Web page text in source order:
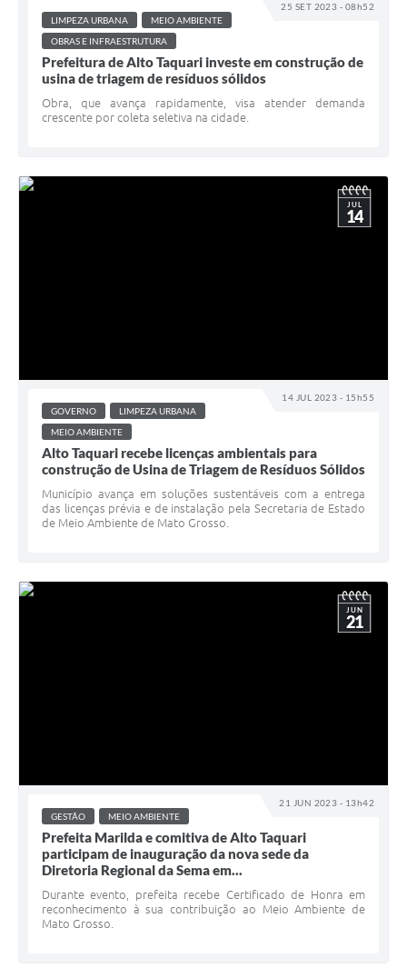
25 SET 2023 - 08h52
LIMPEZA URBANA
MEIO AMBIENTE
OBRAS E INFRAESTRUTURA
Prefeitura de Alto Taquari investe em construção de
usina de triagem de resíduos sólidos
Obra, que avança rapidamente, visa atender demanda
crescente por coleta seletiva na cidade.
14 JUL 2023 - 15h55
JUL
14
GOVERNO
LIMPEZA URBANA
MEIO AMBIENTE
Alto Taquari recebe licenças ambientais para
construção de Usina de Triagem de Resíduos Sólidos
Município avança em soluções sustentáveis com a entrega
das licenças prévia e de instalação pela Secretaria de Estado
de Meio Ambiente de Mato Grosso.
21 JUN 2023 - 13h42
JUN
21
GESTÃO MEIO AMBIENTE
Prefeita Marilda e comitiva de Alto Taquari
participam de inauguração da nova sede da
Diretoria Regional da Sema em...
Durante evento, prefeita recebe Certificado de Honra em
reconhecimento à sua contribuição ao Meio Ambiente de
Mato Grosso.